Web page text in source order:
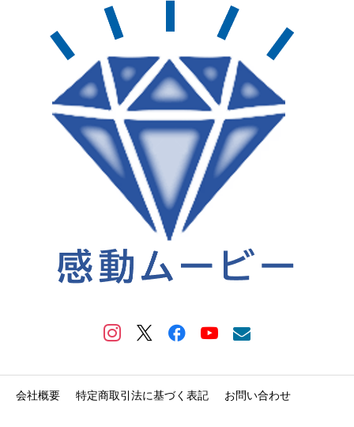
会社概要 特定商取引法に基づく表記 お問い合わせ